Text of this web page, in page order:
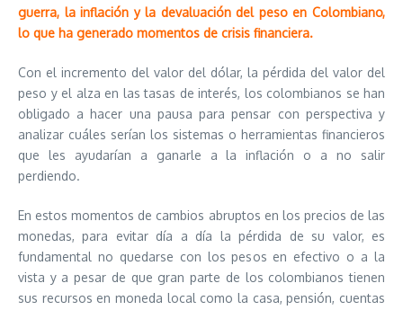
guerra, la inflación y la devaluación del peso en Colombiano,
lo que ha generado momentos de crisis financiera.
Con el incremento del valor del dólar, la pérdida del valor del
peso y el alza en las tasas de interés, los colombianos se han
obligado a hacer una pausa para pensar con perspectiva y
analizar cuáles serían los sistemas o herramientas financieros
que les ayudarían a ganarle a la inflación o a no salir
perdiendo.
En estos momentos de cambios abruptos en los precios de las
monedas, para evitar día a día la pérdida de su valor, es
fundamental no quedarse con los pesos en efectivo o a la
vista y a pesar de que gran parte de los colombianos tienen
sus recursos en moneda local como la casa, pensión, cuentas